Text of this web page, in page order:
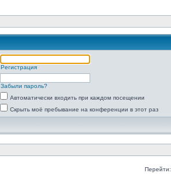
Регистрация
Забыли пароль?
Автоматически входить при каждом посещении
Скрыть моё пребывание на конференции в этот раз
Перейти: